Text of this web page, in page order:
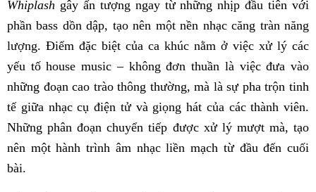
Whiplash gây ấn tượng ngay từ những nhịp đầu tiên với
phần bass dồn dập, tạo nên một nền nhạc căng tràn năng
lượng. Điểm đặc biệt của ca khúc nằm ở việc xử lý các
yếu tố house music – không đơn thuần là việc đưa vào
những đoạn cao trào thông thường, mà là sự pha trộn tinh
tế giữa nhạc cụ điện tử và giọng hát của các thành viên.
Những phân đoạn chuyển tiếp được xử lý mượt mà, tạo
nên một hành trình âm nhạc liền mạch từ đầu đến cuối
bài.